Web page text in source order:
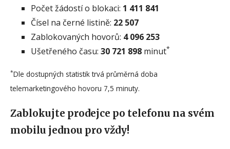
Počet žádostí o blokaci: 1 411 841
Čísel na černé listině: 22 507
Zablokovaných hovorů: 4 096 253
Ušetřeného času: 30 721 898 minut*
*Dle dostupných statistik trvá průměrná doba
telemarketingového hovoru 7,5 minuty.
Zablokujte prodejce po telefonu na svém
mobilu jednou pro vždy!